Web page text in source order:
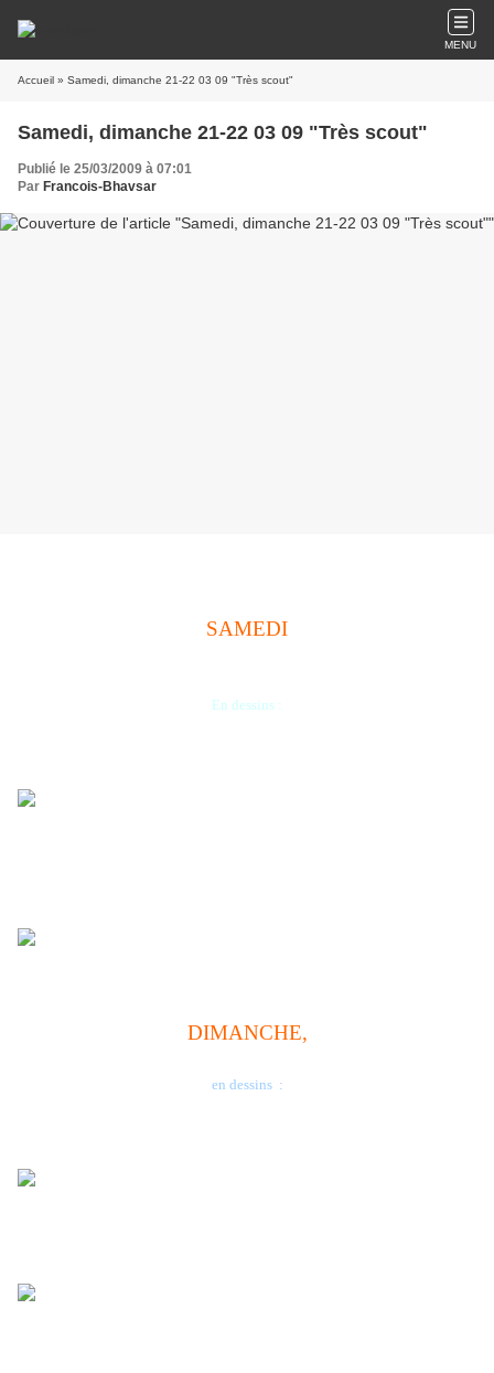
MENU
Accueil » Samedi, dimanche 21-22 03 09 "Très scout"
Samedi, dimanche 21-22 03 09 "Très scout"
Publié le 25/03/2009 à 07:01
Par Francois-Bhavsar
SAMEDI
En dessins :
DIMANCHE,
en dessins :